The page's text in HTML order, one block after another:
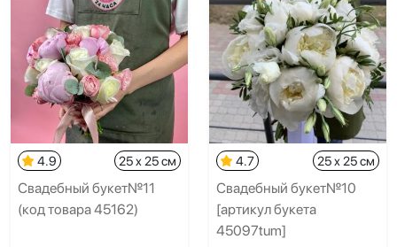
4.9 25 x 25 см
Свадебный букет№11
(код товара 45162)
4.7 25 x 25 см
Свадебный букет№10
[артикул букета
45097tum]